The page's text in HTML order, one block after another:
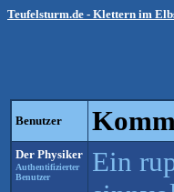
Teufelsturm.de - Klettern im
Benutzer
Der Physiker
Authentifizierter
Benutzer
Ein